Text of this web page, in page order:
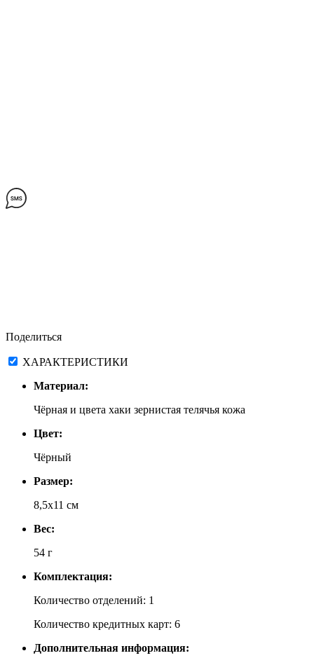
Поделиться
ХАРАКТЕРИСТИКИ
Материал:
Чёрная и цвета хаки зернистая телячья кожа
Цвет:
Чёрный
Размер:
8,5х11 см
Вес:
54 г
Комплектация:
Количество отделений: 1
Количество кредитных карт: 6
Дополнительная информация: